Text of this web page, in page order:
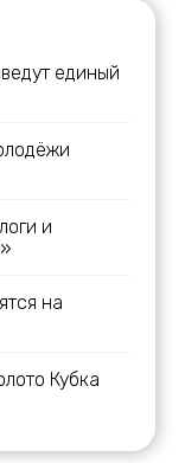
единый
и
на
Кубка